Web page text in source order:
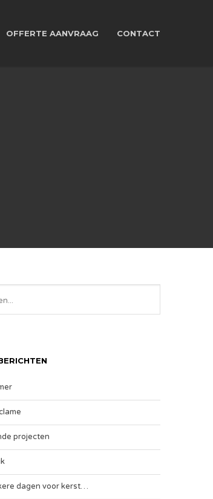
OFFERTE AANVRAAG CONTACT
projecten
dagen voor kerst…